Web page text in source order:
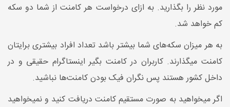
مورد نظر را بگذارید. به ازای درخواست هر کامنت از شما دو سکه
کم خواهد شد.
به هر میزان سکه‌های شما بیشتر باشد تعداد افراد بیشتری برایتان
کامنت میگذارند. کاربران در کامنت بگیر اینستاگرام حقیقی و در
داخل کشور هستند پس نگران فیک بودن کامنت‌ها نباشید.
اگر میخواهید به صورت مستقیم کامنت دریافت کنید و نمیخواهید